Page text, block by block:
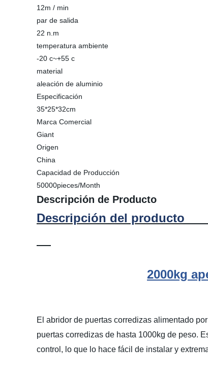
12m / min
par de salida
22 n.m
temperatura ambiente
-20 c~+55 c
material
aleación de aluminio
Especificación
35*25*32cm
Marca Comercial
Giant
Origen
China
Capacidad de Producción
50000pieces/Month
Descripción de Producto
Descripción
2000kg
El abridor de puertas corredizas alimentado
puertas corredizas de hasta 1000kg de peso.
control, lo que lo hace fácil de instalar y